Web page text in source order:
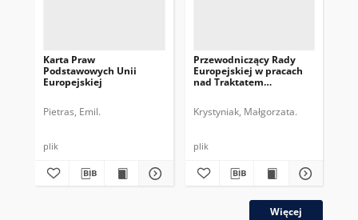
Karta Praw
Podstawowych Unii
Europejskiej
Pietras, Emil.
plik
Przewodniczący Rady
Europejskiej w pracach
nad Traktatem
Krystyniak, Małgorzata.
plik
Więcej